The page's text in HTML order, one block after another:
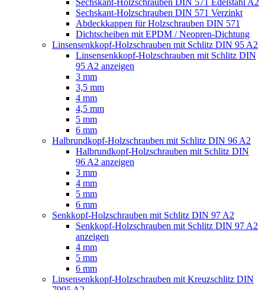
Sechskant-Holzschrauben DIN 571 Verzinkt
Abdeckkappen für Holzschrauben DIN 571
Dichtscheiben mit EPDM / Neopren-Dichtung
Linsensenkkopf-Holzschrauben mit Schlitz DIN 95 A2
Linsensenkkopf-Holzschrauben mit Schlitz DIN
95 A2 anzeigen
3 mm
3,5 mm
4 mm
4,5 mm
5 mm
6 mm
Halbrundkopf-Holzschrauben mit Schlitz DIN 96 A2
Halbrundkopf-Holzschrauben mit Schlitz DIN
96 A2 anzeigen
3 mm
4 mm
5 mm
6 mm
Senkkopf-Holzschrauben mit Schlitz DIN 97 A2
Senkkopf-Holzschrauben mit Schlitz DIN 97 A2
anzeigen
4 mm
5 mm
6 mm
Linsensenkkopf-Holzschrauben mit Kreuzschlitz DIN